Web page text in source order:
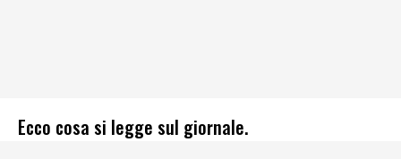
Ecco cosa si legge sul giornale.